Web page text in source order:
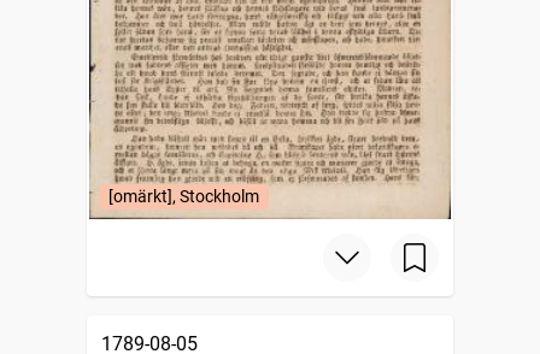
[omärkt], Stockholm
1789-08-05